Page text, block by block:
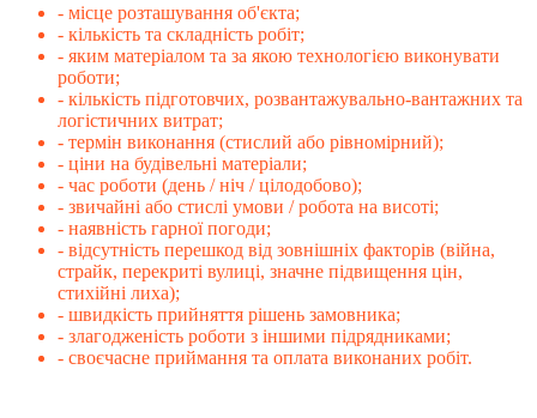
- місце розташування об'єкта;
- кількість та складність робіт;
- яким матеріалом та за якою технологією виконувати
роботи;
- кількість підготовчих, розвантажувально-вантажних та
логістичних витрат;
- термін виконання (стислий або рівномірний);
- ціни на будівельні матеріали;
- час роботи (день / ніч / цілодобово);
- звичайні або стислі умови / робота на висоті;
- наявність гарної погоди;
- відсутність перешкод від зовнішніх факторів (війна,
страйк, перекриті вулиці, значне підвищення цін,
стихійні лиха);
- швидкість прийняття рішень замовника;
- злагодженість роботи з іншими підрядниками;
- своєчасне приймання та оплата виконаних робіт.